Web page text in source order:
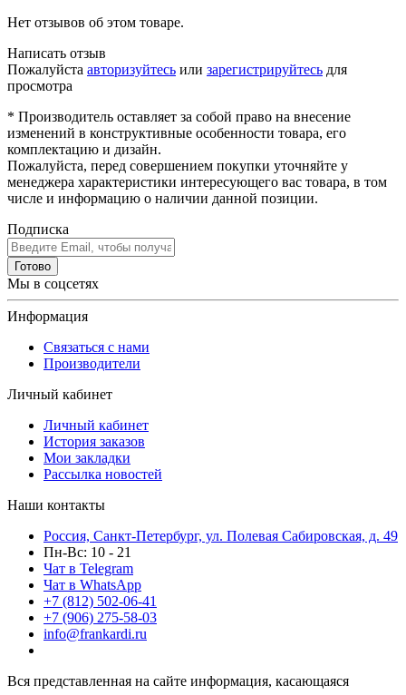
Нет отзывов об этом товаре.
Написать отзыв
Пожалуйста авторизуйтесь или зарегистрируйтесь для
просмотра
* Производитель оставляет за собой право на внесение
изменений в конструктивные особенности товара, его
комплектацию и дизайн.
Пожалуйста, перед совершением покупки уточняйте у
менеджера характеристики интересующего вас товара, в том
числе и информацию о наличии данной позиции.
Подписка
Готово
Мы в соцсетях
Информация
Связаться с нами
Производители
Личный кабинет
Личный кабинет
История заказов
Мои закладки
Рассылка новостей
Наши контакты
Россия, Санкт-Петербург, ул. Полевая Сабировская, д. 49
Пн-Вс: 10 - 21
Чат в Telegram
Чат в WhatsApp
+7 (812) 502-06-41
+7 (906) 275-58-03
info@frankardi.ru
Вся представленная на сайте информация, касающаяся